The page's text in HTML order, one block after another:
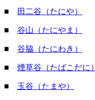
■ 田二谷（たにや）
■ 谷山（たにやま）
■ 谷脇（たにわき）
■ 煙草谷（たばこだに）
■ 玉谷（たまや）